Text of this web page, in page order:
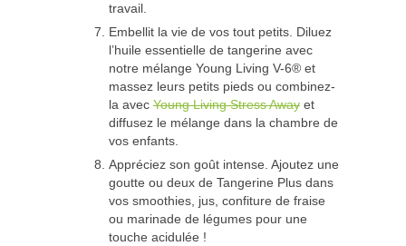
travail.
Embellit la vie de vos tout petits. Diluez
l’huile essentielle de tangerine avec
notre mélange Young Living V-6® et
massez leurs petits pieds ou combinez-
la avec Young Living Stress Away et
diffusez le mélange dans la chambre de
vos enfants.
Appréciez son goût intense. Ajoutez une
goutte ou deux de Tangerine Plus dans
vos smoothies, jus, confiture de fraise
ou marinade de légumes pour une
touche acidulée !